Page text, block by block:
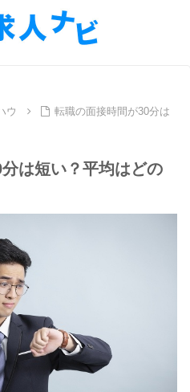
ウ
転職の面接時間が30分は
は短い？平均はどの